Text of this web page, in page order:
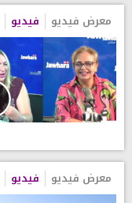
معرض فيديو فيديو
معرض فيديو فيديو